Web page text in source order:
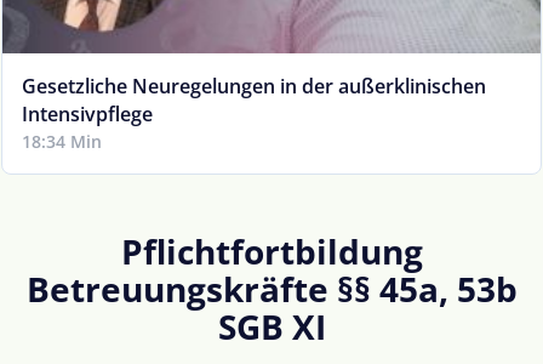
Gesetzliche Neuregelungen in der außerklinischen
Intensivpflege
18:34 Min
Pflichtfortbildung
Betreuungskräfte §§ 45a, 53b
SGB XI